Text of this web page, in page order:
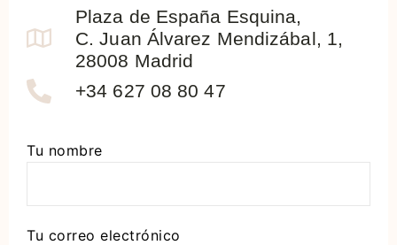
Plaza de España Esquina,
C. Juan Álvarez Mendizábal, 1,
28008 Madrid
+34 627 08 80 47
Tu nombre
Tu correo electrónico